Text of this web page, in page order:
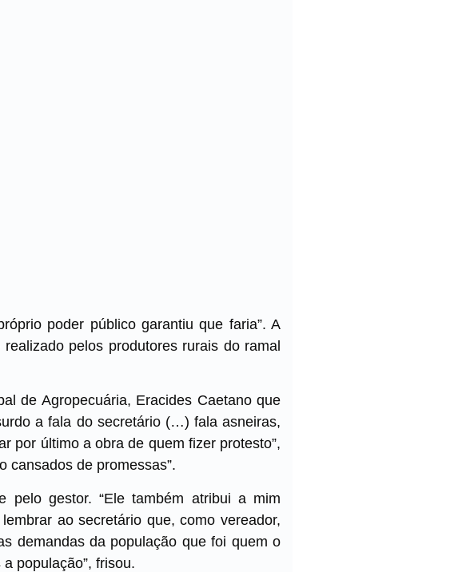
poder público garantiu que faria”. A
pelos produtores rurais do ramal
de Agropecuária, Eracides Caetano que
a fala do secretário (…) fala asneiras,
por último a obra de quem fizer protesto”,
cansados de promessas”.
pelo gestor. “Ele também atribui a mim
ao secretário que, como vereador,
demandas da população que foi quem o
população”, frisou.